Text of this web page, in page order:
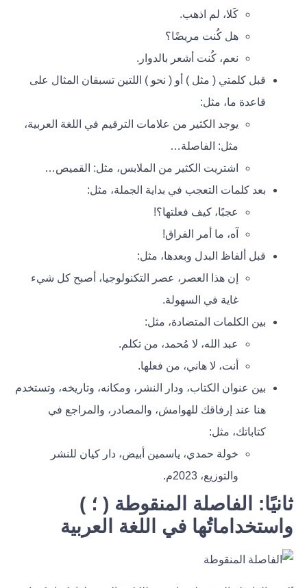
كَلا، لم اذهب.
هل كُنت مريضًا؟
نعم، كُنت أشعر بالدوار.
قبل كلمتي ( مثل ) أو ( نحو ) اللتين تسبقان المثال على
قاعدة ما، مثل:
يوجد الكثير من علامات الترقيم في اللغة العربية،
مثل: الفاصلة…
اشتريت الكثير من الملابس، مثل: القميص…
بعد كلمات التعجب في بداية الجملة، مثل:
عجبًا، كيف فعلتها؟!
آه، ما أمر الفراق!
قبل ألفاظ البدل وبعدها، مثل:
إن هذا العصر، عصر التكنولوجيا، أصبح كل شيء
غاية في السهولة.
بين الكلمات المتضادة، مثل:
عبد الله، لا مُحمد، من تكلم.
أنت، لا هاني، من فعلها.
بين عنوان الكتاب، ودار النشر، ومكانه، وتاريخه، وتستخدم
هنا عند إرفاقك للهوامش، والمصادر، والمراجع في
كتاباتك، مثل:
خولة حمدي، ياسمين أبيض، دار كيان للنشر
والتوزيع، 2023م.
ثانيًا: الفاصلة المنقوطة ( ؛ )
واستخداماتُها في اللغة العربية